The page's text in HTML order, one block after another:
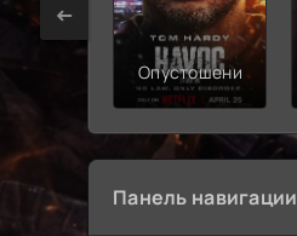
Опустошение
Панель навигации